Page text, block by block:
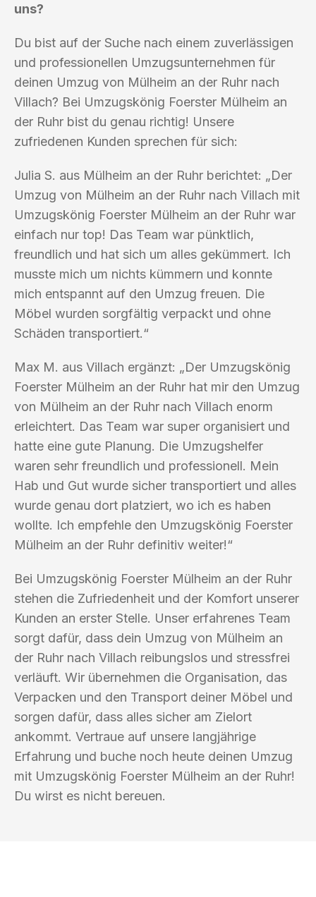
uns?
Du bist auf der Suche nach einem zuverlässigen
und professionellen Umzugsunternehmen für
deinen Umzug von Mülheim an der Ruhr nach
Villach? Bei Umzugskönig Foerster Mülheim an
der Ruhr bist du genau richtig! Unsere
zufriedenen Kunden sprechen für sich:
Julia S. aus Mülheim an der Ruhr berichtet: „Der
Umzug von Mülheim an der Ruhr nach Villach mit
Umzugskönig Foerster Mülheim an der Ruhr war
einfach nur top! Das Team war pünktlich,
freundlich und hat sich um alles gekümmert. Ich
musste mich um nichts kümmern und konnte
mich entspannt auf den Umzug freuen. Die
Möbel wurden sorgfältig verpackt und ohne
Schäden transportiert.“
Max M. aus Villach ergänzt: „Der Umzugskönig
Foerster Mülheim an der Ruhr hat mir den Umzug
von Mülheim an der Ruhr nach Villach enorm
erleichtert. Das Team war super organisiert und
hatte eine gute Planung. Die Umzugshelfer
waren sehr freundlich und professionell. Mein
Hab und Gut wurde sicher transportiert und alles
wurde genau dort platziert, wo ich es haben
wollte. Ich empfehle den Umzugskönig Foerster
Mülheim an der Ruhr definitiv weiter!“
Bei Umzugskönig Foerster Mülheim an der Ruhr
stehen die Zufriedenheit und der Komfort unserer
Kunden an erster Stelle. Unser erfahrenes Team
sorgt dafür, dass dein Umzug von Mülheim an
der Ruhr nach Villach reibungslos und stressfrei
verläuft. Wir übernehmen die Organisation, das
Verpacken und den Transport deiner Möbel und
sorgen dafür, dass alles sicher am Zielort
ankommt. Vertraue auf unsere langjährige
Erfahrung und buche noch heute deinen Umzug
mit Umzugskönig Foerster Mülheim an der Ruhr!
Du wirst es nicht bereuen.